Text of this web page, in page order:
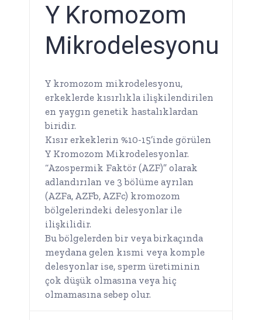
Y Kromozom
Mikrodelesyonu
Y kromozom mikrodelesyonu,
erkeklerde kısırlıkla ilişkilendirilen
en yaygın genetik hastalıklardan
biridir.
Kısır erkeklerin %10-15’inde görülen
Y Kromozom Mikrodelesyonlar.
“Azospermik Faktör (AZF)” olarak
adlandırılan ve 3 bölüme ayrılan
(AZFa, AZFb, AZFc) kromozom
bölgelerindeki delesyonlar ile
ilişkilidir.
Bu bölgelerden bir veya birkaçında
meydana gelen kısmi veya komple
delesyonlar ise, sperm üretiminin
çok düşük olmasına veya hiç
olmamasına sebep olur.